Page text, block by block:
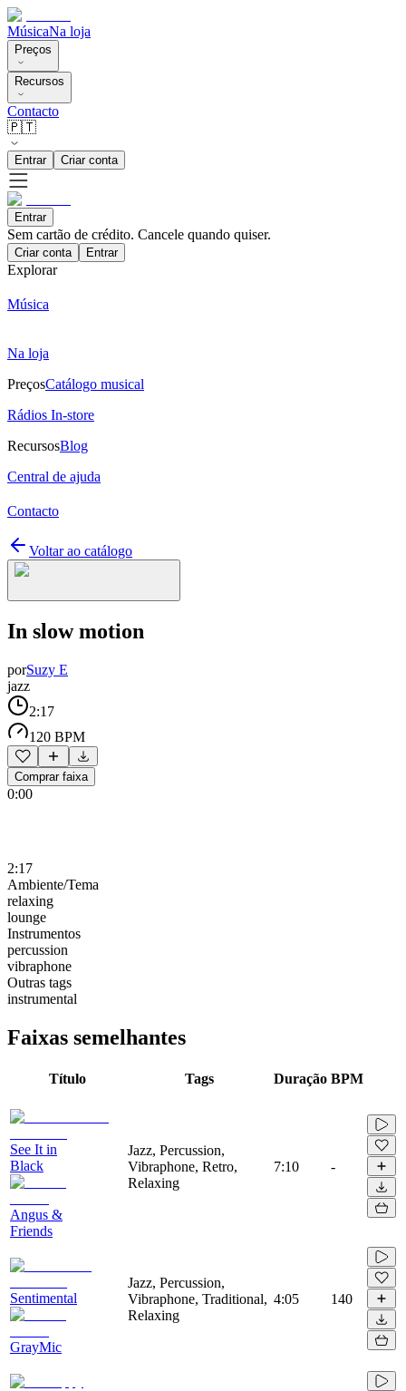
MúsicaNa loja
Preços
Recursos
Contacto
🇵🇹
Entrar Criar conta
Entrar
Sem cartão de crédito. Cancele quando quiser.
Criar conta Entrar
Explorar
Música
Na loja
PreçosCatálogo musical
Rádios In-store
RecursosBlog
Central de ajuda
Contacto
Voltar ao catálogo
In slow motion
porSuzy E
jazz
2:17
120 BPM
Comprar faixa
0:00
2:17
Ambiente/Tema
relaxing
lounge
Instrumentos
percussion
vibraphone
Outras tags
instrumental
Faixas semelhantes
Título Tags Duração BPM
See It in
Black
Angus &
Friends
Jazz, Percussion,
Vibraphone, Retro,
Relaxing
7:10 -
Sentimental
GrayMic
Jazz, Percussion,
Vibraphone, Traditional,
Relaxing
4:05 140